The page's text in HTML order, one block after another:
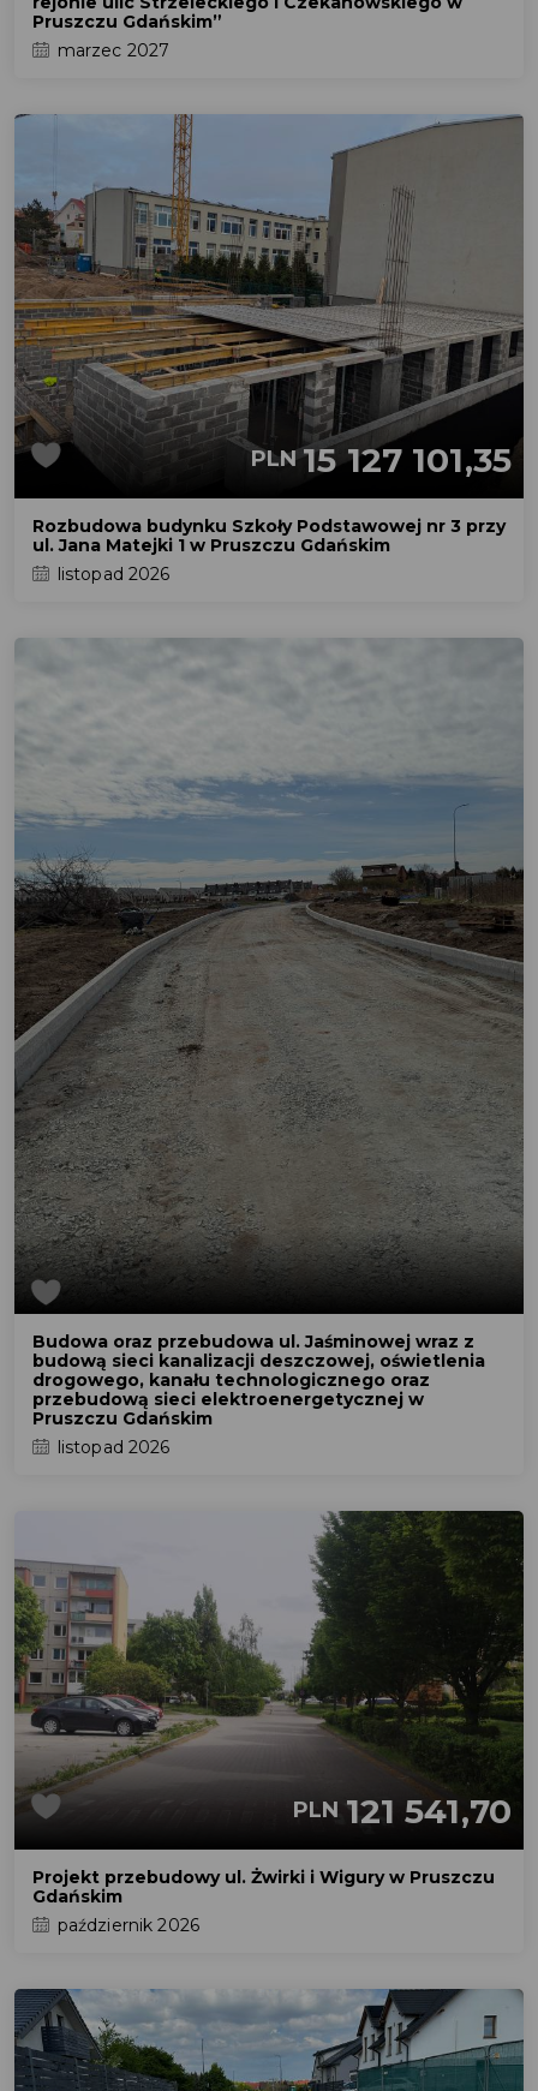
Pruszczu Gdańskim”
marzec 2027
PLN15 127 101,35
Rozbudowa budynku Szkoły Podstawowej nr 3 przy
ul. Jana Matejki 1 w Pruszczu Gdańskim
listopad 2026
Budowa oraz przebudowa ul. Jaśminowej wraz z
budową sieci kanalizacji deszczowej, oświetlenia
drogowego, kanału technologicznego oraz
przebudową sieci elektroenergetycznej w
Pruszczu Gdańskim
listopad 2026
PLN 121 541,70
Projekt przebudowy ul. Żwirki i Wigury w Pruszczu
Gdańskim
październik 2026